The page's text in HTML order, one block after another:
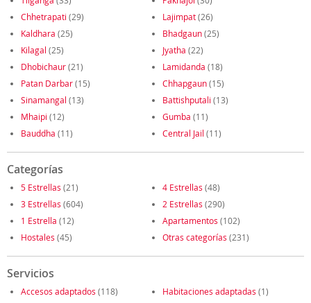
Chhetrapati (29) Lajimpat(26)
Kaldhara (25) Bhadgaun(25)
Kilagal (25) Jyatha (22)
Dhobichaur(21) Lamidanda (18)
Patan Darbar(15) Chhapgaun(15)
Sinamangal (13) Battishputali (13)
Mhaipi (12) Gumba (11)
Bauddha (11) Central Jail (11)
Categorías
5 Estrellas (21) 4 Estrellas (48)
3 Estrellas (604) 2 Estrellas (290)
1 Estrella (12) Apartamentos (102)
Hostales (45) Otras categorías (231)
Servicios
Accesos adaptados (118) Habitaciones adaptadas (1)